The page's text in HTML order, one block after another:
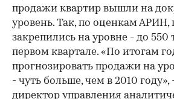
продажи квартир вышли на
уровень. Так, по оценкам
закрепились на уровне - до 550
первом квартале. «По итогам
прогнозировать продажи на
- чуть больше, чем в 2010 году»,
директор управления